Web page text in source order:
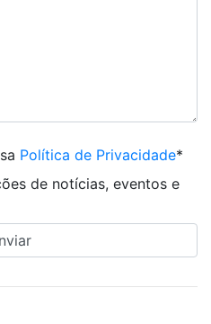
Política de Privacidade*
de notícias, eventos e